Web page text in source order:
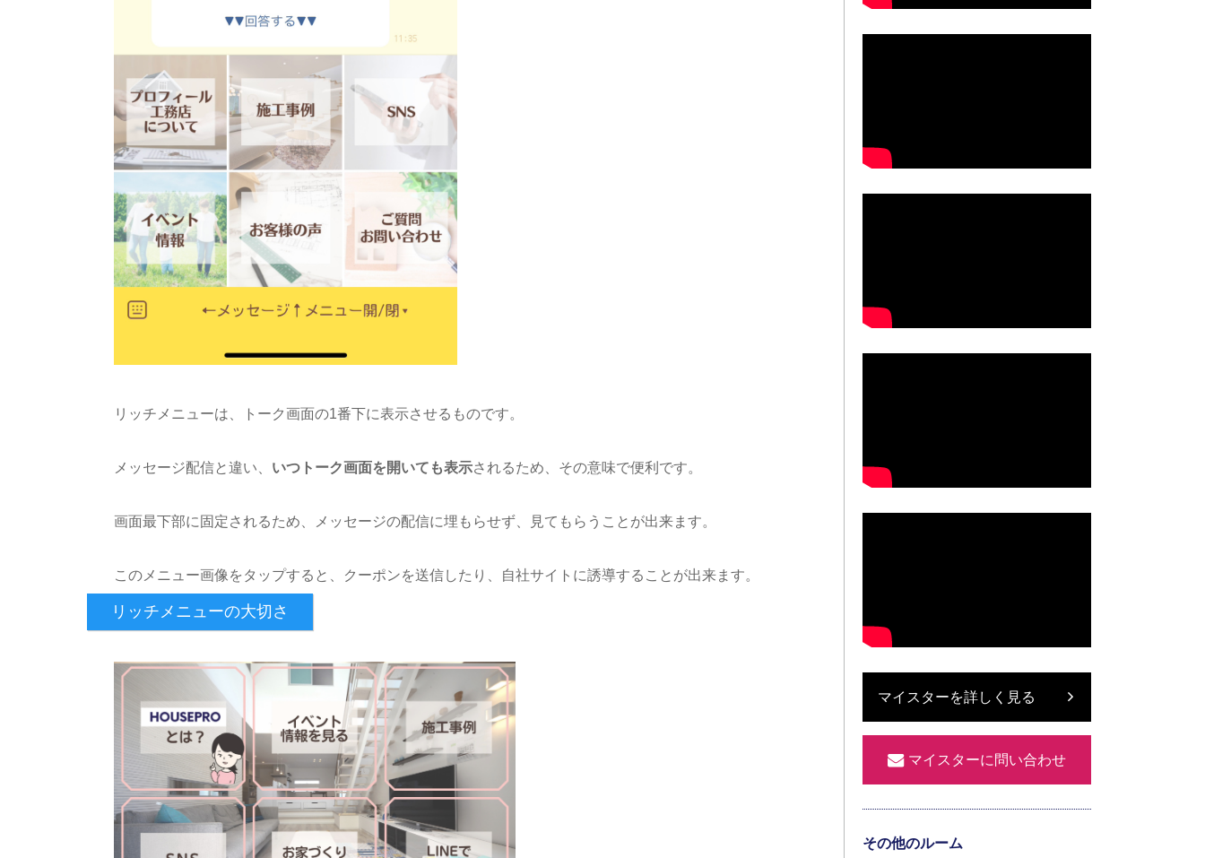
リッチメニューは、トーク画面の1番下に表示させるものです。
メッセージ配信と違い、 いつトーク画面を開いても表示されるため、その意味で便利です。
画面最下部に固定されるため、メッセージの配信に埋もらせず、見てもらうことが出来ます。
このメニュー画像をタップすると、クーポンを送信したり、自社サイトに誘導することが出来ます。
リッチメニューの大切さ
マイスターを詳しく見る
マイスターに問い合わせ
その他のルーム